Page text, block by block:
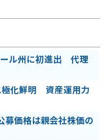
ル州に初進出 代理
極化鮮明 資産運用力
募価格は親会社株価の